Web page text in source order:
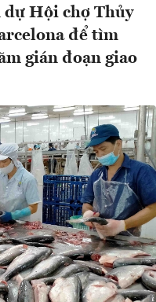
dự Hội chợ Thủy
để tìm
gián đoạn giao